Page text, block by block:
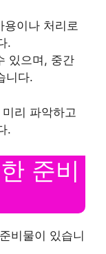
용이나 처리로
.
있으며, 중간
니다.
리 파악하고
.
준비
비물이 있습니